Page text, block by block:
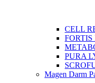
CELL
PURA
Magen Darm